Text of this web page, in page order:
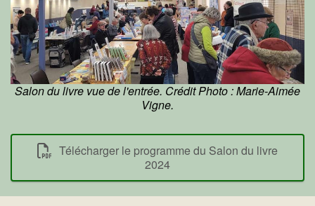
Salon du livre vue de l'entrée. Crédit Photo : Marie-Aimée
Vigne.
Télécharger le programme du Salon du livre
2024